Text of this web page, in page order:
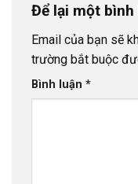
Để lại một bình
Email của bạn sẽ
trường bắt buộc
Bình luận *